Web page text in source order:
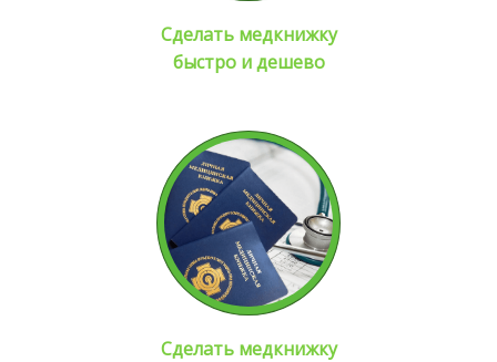
Сделать медкнижку
быстро и дешево
Сделать медкнижку